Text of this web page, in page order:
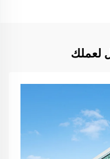
لعملك